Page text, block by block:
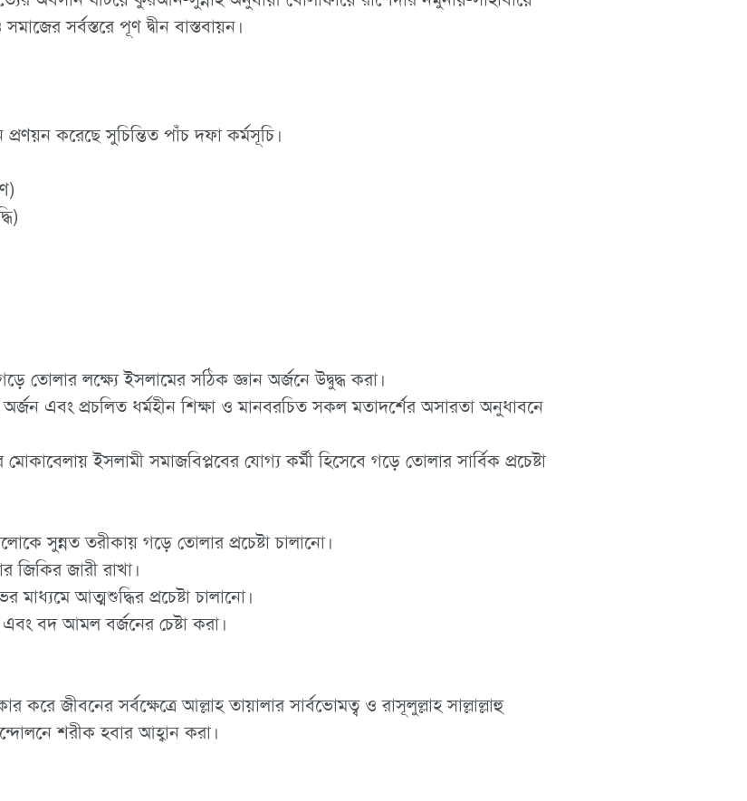
সর্বস্তরে পূণ দ্বীন বাস্তবায়ন।
করেছে সুচিন্তিত পাঁচ দফা কর্মসূচি।
তোলার লক্ষ্যে ইসলামের সঠিক জ্ঞান অর্জনে উদ্বুদ্ধ করা।
এবং প্রচলিত ধর্মহীন শিক্ষা ও মানবরচিত সকল মতাদর্শের অসারতা অনুধাবনে
ইসলামী সমাজবিপ্লবের যোগ্য কর্মী হিসেবে গড়ে তোলার সার্বিক প্রচেষ্টা
সুন্নত তরীকায় গড়ে তোলার প্রচেষ্টা চালানো।
জিকির জারী রাখা।
আত্মশুদ্ধির প্রচেষ্টা চালানো।
বদ আমল বর্জনের চেষ্টা করা।
জীবনের সর্বক্ষেত্রে আল্লাহ তায়ালার সার্বভোমত্ব ও রাসূলুল্লাহ সাল্লাল্লাহু
শরীক হবার আহ্বান করা।